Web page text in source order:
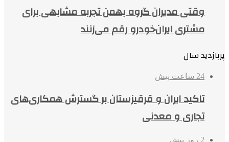
وقتی مدیران گروه بهمن تجربه مشابهی برای
مشتری ایران‌خودرو رقم می‌زنند
پربازدید سال
24 ساعت پیش
تاکید ایران و قرقیزستان بر گسترش همکاری‌های
تجاری و معدنی
2 روز پیش